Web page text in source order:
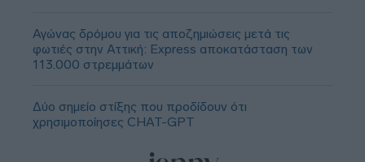
Αγώνας δρόμου για τις αποζημιώσεις μετά τις
φωτιές στην Αττική: Express αποκατάσταση των
113.000 στρεμμάτων
Δύο σημείο στίξης που προδίδουν ότι
χρησιμοποίησες CHAT-GPT